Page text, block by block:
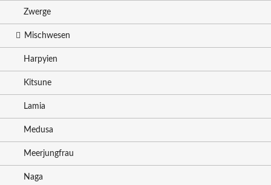
Zwerge
Mischwesen
Harpyien
Kitsune
Lamia
Medusa
Meerjungfrau
Naga